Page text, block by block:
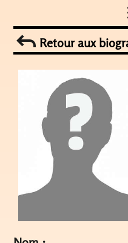
to
contentRetour aux